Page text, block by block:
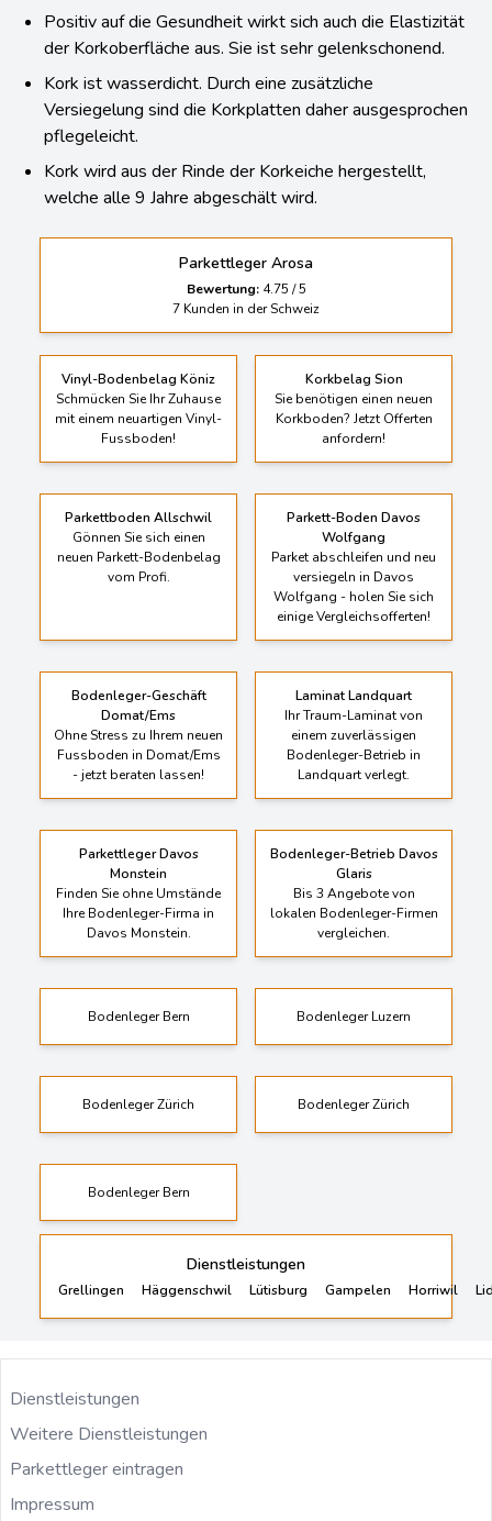
Positiv auf die Gesundheit wirkt sich auch die Elastizität
der Korkoberfläche aus. Sie ist sehr gelenkschonend.
Kork ist wasserdicht. Durch eine zusätzliche
Versiegelung sind die Korkplatten daher ausgesprochen
pflegeleicht.
Kork wird aus der Rinde der Korkeiche hergestellt,
welche alle 9 Jahre abgeschält wird.
Parkettleger Arosa
Bewertung: 4.75 /5
7 Kunden in der Schweiz
Vinyl-Bodenbelag Köniz
Schmücken Sie Ihr Zuhause
mit einem neuartigen Vinyl-
Fussboden!
Korkbelag Sion
Sie benötigen einen neuen
Korkboden? Jetzt Offerten
anfordern!
Parkettboden Allschwil
Gönnen Sie sich einen
neuen Parkett-Bodenbelag
vom Profi.
Parkett-Boden Davos
Wolfgang
Parket abschleifen und neu
versiegeln in Davos
Wolfgang - holen Sie sich
einige Vergleichsofferten!
Bodenleger-Geschäft
Domat/Ems
Ohne Stress zu Ihrem neuen
Fussboden in Domat/Ems
- jetzt beraten lassen!
Laminat Landquart
Ihr Traum-Laminat von
einem zuverlässigen
Bodenleger-Betrieb in
Landquart verlegt.
Parkettleger Davos
Monstein
Finden Sie ohne Umstände
Ihre Bodenleger-Firma in
Davos Monstein.
Bodenleger-Betrieb Davos
Glaris
Bis 3 Angebote von
lokalen Bodenleger-Firmen
vergleichen.
Bodenleger Bern Bodenleger Luzern
Bodenleger Zürich Bodenleger Zürich
Bodenleger Bern
Dienstleistungen
Grellingen Häggenschwil Lütisburg Gampelen Horriwil
Dienstleistungen
Weitere Dienstleistungen
Parkettleger eintragen
Impressum